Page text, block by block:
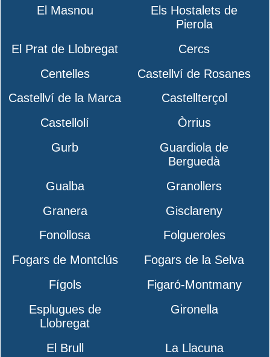
El Masnou
Els Hostalets de
Pierola
El Prat de Llobregat
Cercs
Centelles
Castellví de Rosanes
Castellví de la Marca
Castellterçol
Castellolí
Òrrius
Gurb
Guardiola de
Berguedà
Gualba
Granollers
Granera
Gisclareny
Fonollosa
Folgueroles
Fogars de Montclús
Fogars de la Selva
Fígols
Figaró-Montmany
Esplugues de
Llobregat
Gironella
El Brull
La Llacuna